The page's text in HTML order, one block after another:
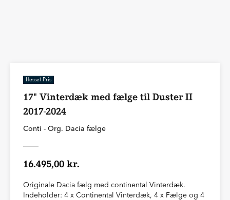
Hessel Pris
17" Vinterdæk med fælge til Duster II
2017-2024
Conti - Org. Dacia fælge
16.495,00 kr.
Originale Dacia fælg med continental Vinterdæk.
Indeholder: 4 x Continental Vinterdæk, 4 x Fælge og 4